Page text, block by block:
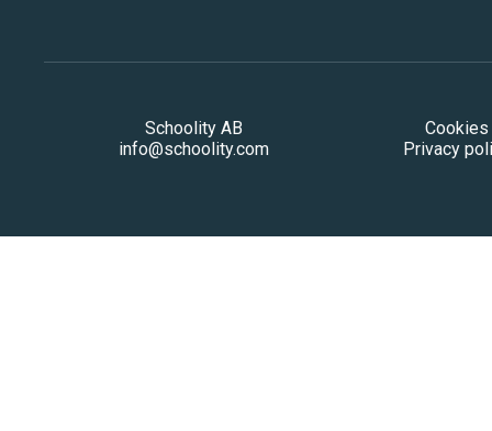
Schoolity AB
info@schoolity.com
Cookies
Privacy